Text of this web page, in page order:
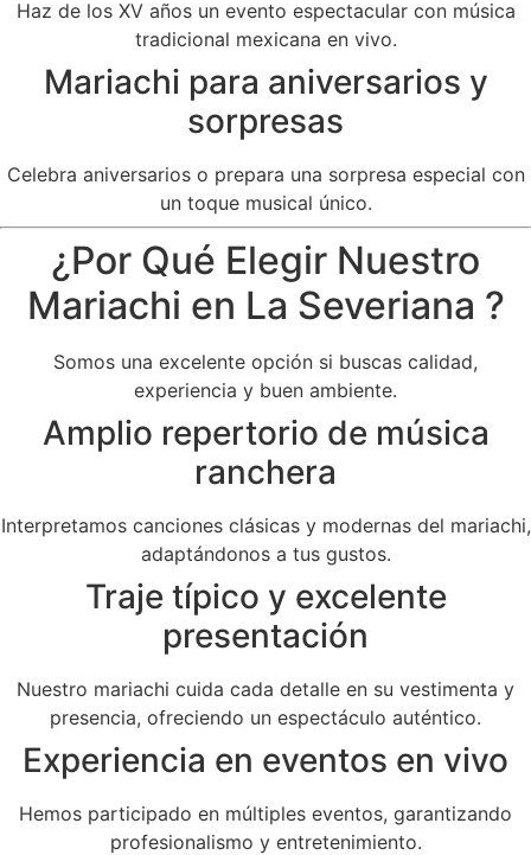
Haz de los XV años un evento espectacular con música
tradicional mexicana en vivo.
Mariachi para aniversarios y
sorpresas
Celebra aniversarios o prepara una sorpresa especial con
un toque musical único.
¿Por Qué Elegir Nuestro
Mariachi en La Severiana ?
Somos una excelente opción si buscas calidad,
experiencia y buen ambiente.
Amplio repertorio de música
ranchera
Interpretamos canciones clásicas y modernas del mariachi,
adaptándonos a tus gustos.
Traje típico y excelente
presentación
Nuestro mariachi cuida cada detalle en su vestimenta y
presencia, ofreciendo un espectáculo auténtico.
Experiencia en eventos en vivo
Hemos participado en múltiples eventos, garantizando
profesionalismo y entretenimiento.